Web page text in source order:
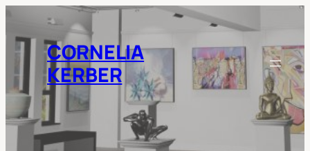
springenCORNELIA
KERBER